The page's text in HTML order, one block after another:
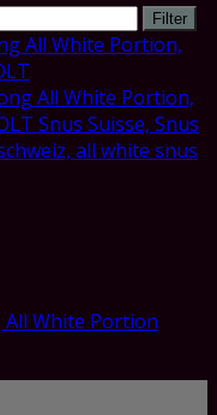
Filter
White Portion